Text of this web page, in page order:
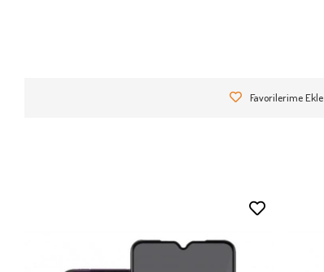
Favorilerime Ekle